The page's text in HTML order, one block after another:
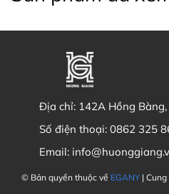
Địa chỉ: 142A Hồng
Số điện thoại: 0862 325
Email:
© Bản quyền thuộc về EGANY |